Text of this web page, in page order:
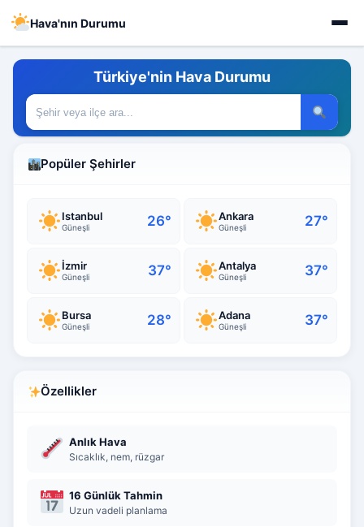
Hava'nın Durumu
Türkiye'nin Hava Durumu
Popüler Şehirler
Istanbul
Güneşli 26° Ankara
Güneşli 27°
İzmir
Güneşli 37° Antalya
Güneşli 37°
Bursa
Güneşli 28° Adana
Güneşli 37°
Özellikler
Anlık Hava
Sıcaklık, nem, rüzgar
16 Günlük Tahmin
Uzun vadeli planlama